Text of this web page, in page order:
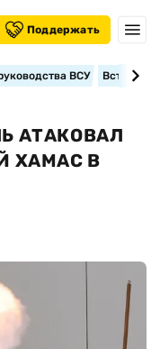
Поддержать
ВСУ
АТАКОВАЛ
ХАМАС В